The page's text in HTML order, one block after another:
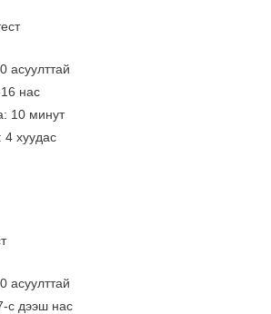
асуулттай
нас
10 минут
4 хуудас
асуулттай
с дээш нас